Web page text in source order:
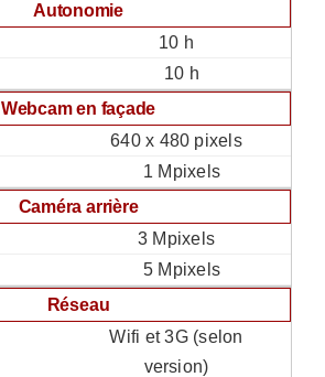
Autonomie
10 h
10 h
Webcam en façade
640 x 480 pixels
1 Mpixels
Caméra arrière
3 Mpixels
5 Mpixels
Réseau
Wifi et 3G (selon
version)